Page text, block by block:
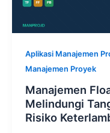
Aplikasi Manajemen
Manajemen Proyek
Manajemen
Melindungi
Risiko